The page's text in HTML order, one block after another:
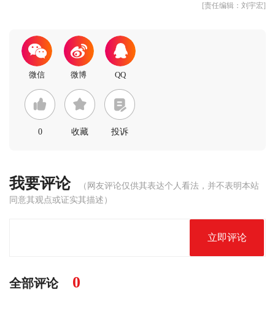
[责任编辑：刘宇宏]
0 收藏 投诉
我要评论
（网友评论仅供其表达个人看法，并不表明本站
同意其观点或证实其描述）
立即评论
全部评论 0